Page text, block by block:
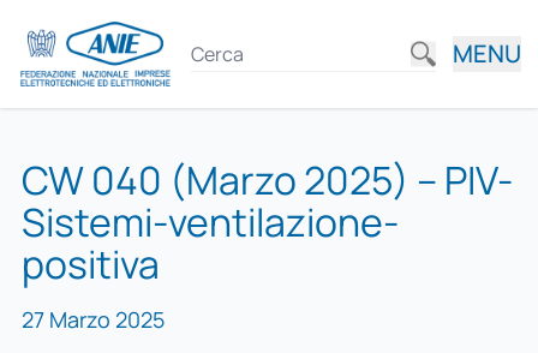
MENU
CW 040 (Marzo 2025) – PIV-
Sistemi-ventilazione-
positiva
27 Marzo 2025